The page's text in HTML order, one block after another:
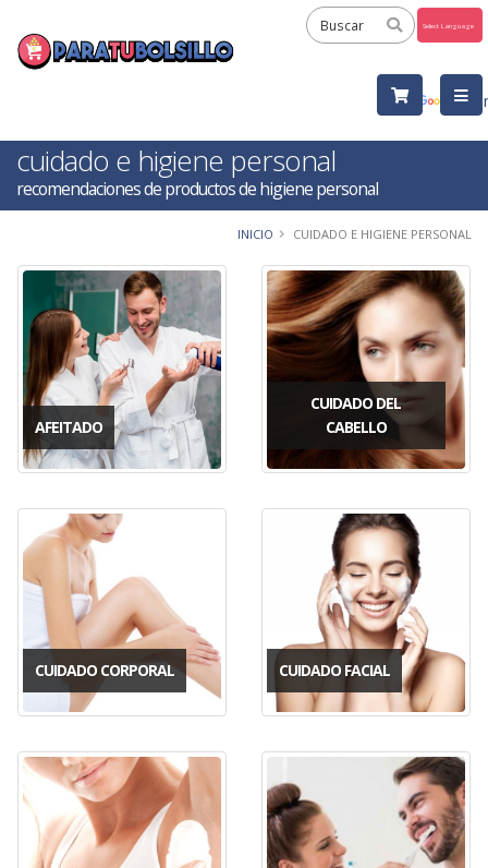
by
cuidado e higiene personal
recomendaciones de productos de higiene personal
INICIO CUIDADO E HIGIENE PERSONAL
AFEITADO
CUIDADO DEL
CABELLO
CUIDADO CORPORAL CUIDADO FACIAL